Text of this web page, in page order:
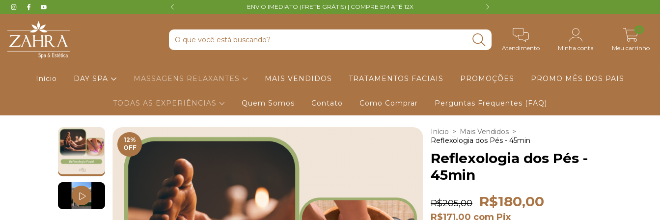
I ENVIO IMEDIATO (GRÁTIS) ENVIO IMEDIATO (FRETE GRÁTIS) | COMPRE EM ATÉ 12X
Atendimento Minha conta Meu carrinho
0
Início DAY SPA MASSAGENS RELAXANTES MAIS VENDIDOS TRATAMENTOS FACIAIS PROMOÇÕES PROMO MÊS DOS PAIS
TODAS AS EXPERIÊNCIAS Quem Somos Contato Como Comprar Perguntas Frequentes (FAQ)
12%
OFF
Início > Mais Vendidos >
Reflexologia dos Pés - 45min
Reflexologia dos Pés -
45min
R$205,00 R$180,00
R$171,00 com Pix